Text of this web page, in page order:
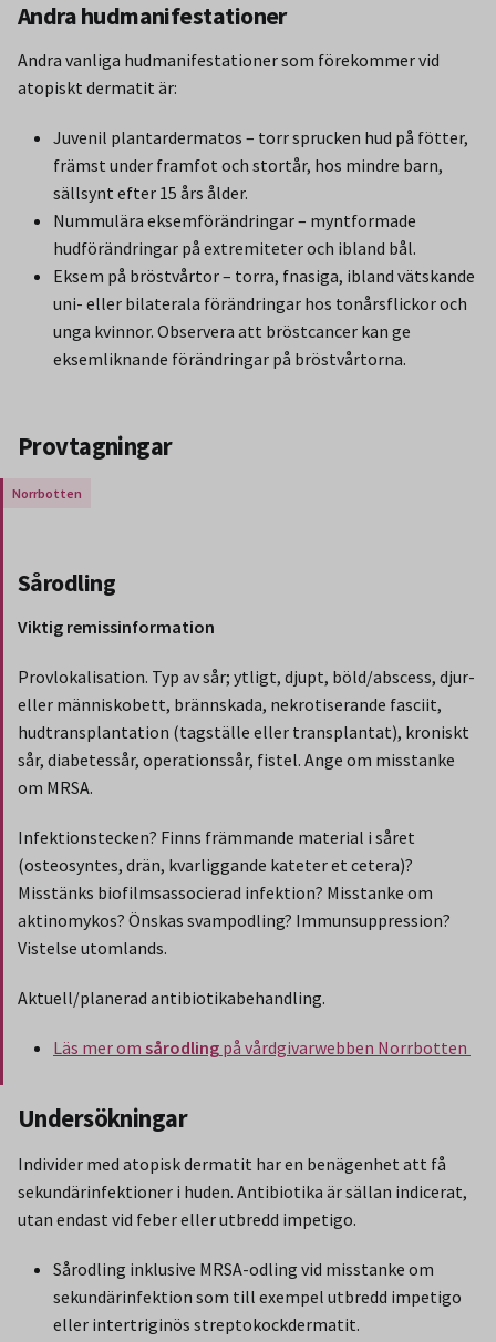
Andra hudmanifestationer
Andra vanliga hudmanifestationer som förekommer vid
atopiskt dermatit är:
Juvenil plantardermatos – torr sprucken hud på fötter,
främst under framfot och stortår, hos mindre barn,
sällsynt efter 15 års ålder.
Nummulära eksemförändringar – myntformade
hudförändringar på extremiteter och ibland bål.
Eksem på bröstvårtor – torra, fnasiga, ibland vätskande
uni- eller bilaterala förändringar hos tonårsflickor och
unga kvinnor. Observera att bröstcancer kan ge
eksemliknande förändringar på bröstvårtorna.
Provtagningar
Sårodling
Viktig remissinformation
Provlokalisation. Typ av sår; ytligt, djupt, böld/abscess, djur-
eller människobett, brännskada, nekrotiserande fasciit,
hudtransplantation (tagställe eller transplantat), kroniskt
sår, diabetessår, operationssår, fistel. Ange om misstanke
om MRSA.
Infektionstecken? Finns främmande material i såret
(osteosyntes, drän, kvarliggande kateter et cetera)?
Misstänks biofilmsassocierad infektion? Misstanke om
aktinomykos? Önskas svampodling? Immunsuppression?
Vistelse utomlands.
Aktuell/planerad antibiotikabehandling.
Läs mer om sårodling på vårdgivarwebben Norrbotten
Undersökningar
Individer med atopisk dermatit har en benägenhet att få
sekundärinfektioner i huden. Antibiotika är sällan indicerat,
utan endast vid feber eller utbredd impetigo.
Sårodling inklusive MRSA-odling vid misstanke om
sekundärinfektion som till exempel utbredd impetigo
eller intertriginös streptokockdermatit.